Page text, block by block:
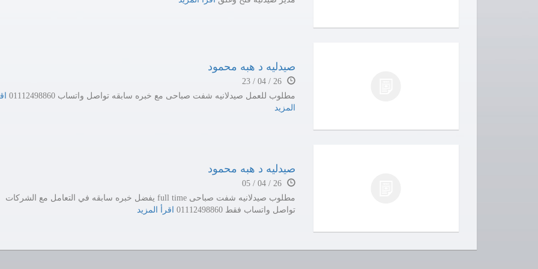
صيدليه د هبه محمود
26 / 04 / 23
مطلوب للعمل صيدلانيه شفت صباحى مع خبره سابقه تواصل واتساب 01112498860
المزيد
صيدليه د هبه محمود
26 / 04 / 05
مطلوب صيدلانيه شفت صباحى full time يفضل خبره سابقه في التعامل مع الشركات
تواصل واتساب فقط 01112498860
اقرأ المزيد